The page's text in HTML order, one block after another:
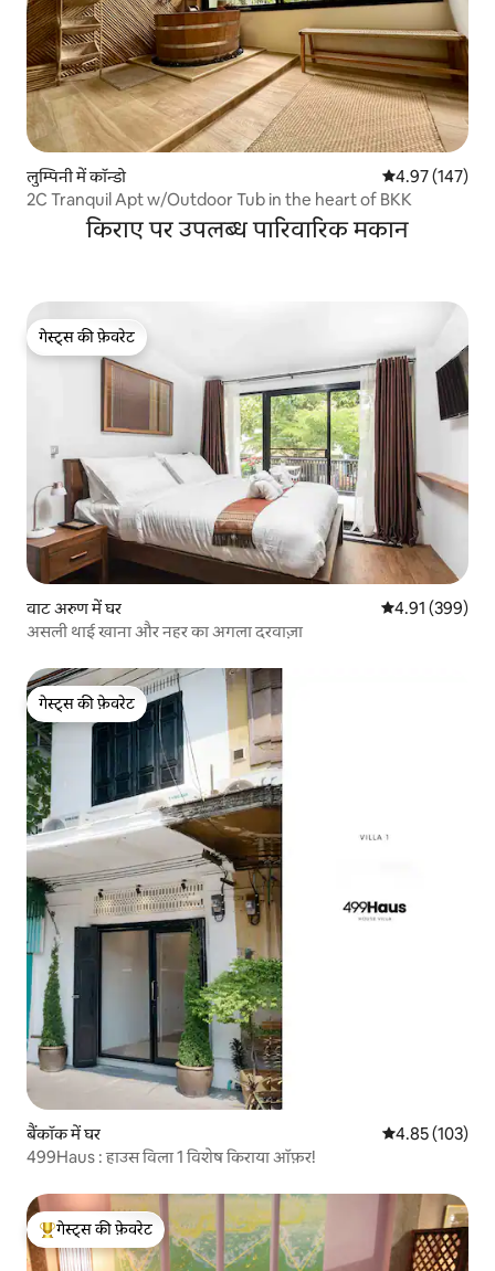
लुम्पिनी में कॉन्डो औसत रेटिंग 5 में से
4.97 (147)
2C Tranquil Apt w/Outdoor Tub in the heart of BKK
किराए पर उपलब्ध पारिवारिक मकान
गेस्ट्स की फ़ेवरेट
गेस्ट्स की फ़ेवरेट
वाट अरुण में घर औसत रेटिंग 5 में से
4.91 (399)
असली थाई खाना और नहर का अगला दरवाज़ा
गेस्ट्स की फ़ेवरेट
गेस्ट्स की फ़ेवरेट
बैंकॉक में घर औसत रेटिंग 5 में से
4.85 (103)
499Haus : हाउस विला 1 विशेष किराया ऑफ़र!
गेस्ट्स का टॉप फ़ेवरेट
गेस्ट्स की फ़ेवरेट